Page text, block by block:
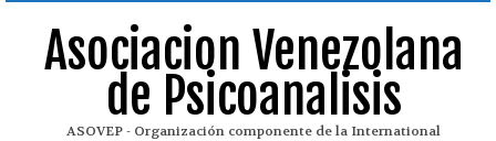
Asociacion Venezolana
de Psicoanalisis
ASOVEP - Organización componente de la International